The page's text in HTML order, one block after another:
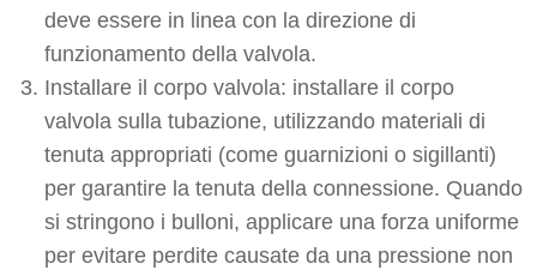
deve essere in linea con la direzione di
funzionamento della valvola.
Installare il corpo valvola: installare il corpo
valvola sulla tubazione, utilizzando materiali di
tenuta appropriati (come guarnizioni o sigillanti)
per garantire la tenuta della connessione. Quando
si stringono i bulloni, applicare una forza uniforme
per evitare perdite causate da una pressione non